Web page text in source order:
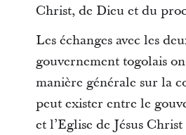
Christ, de Dieu et du
Les échanges avec les
gouvernement togolais
manière générale sur la
peut exister entre le
et l’Eglise de Jésus Christ